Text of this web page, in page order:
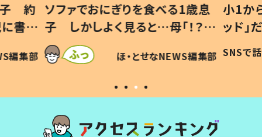
歳息
？」
編集部
小1から不登校、息子は「ギフテ
ッド」だった 父が“ウチ給食”を
作り続ける理由とは #令和の親
#令和の子
SNSで話題 ほ・とせなNEWS編集部
ひ孫
が、抱
「涙
い」